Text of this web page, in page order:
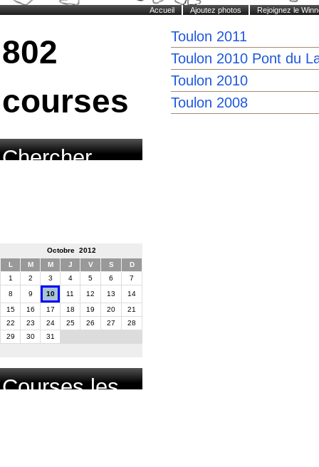
Accueil Ajoutez photos Rejoignez le
802
courses
Chercher
Octobre 2012
L
M M J V S
D
1
2 3 4 5 6
7
8
9 10 11 12 13
14
15
16 17 18 19 20
21
22
23 24 25 26 27
28
29
30 31
Courses les
Toulon 2011
Toulon 2010 Pont du
Toulon 2010
Toulon 2008